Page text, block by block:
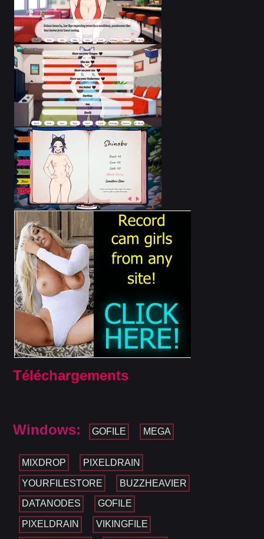
Téléchargements
Windows: GOFILE MEGA
MIXDROP PIXELDRAIN
YOURFILESTORE BUZZHEAVIER
DATANODES GOFILE
PIXELDRAIN VIKINGFILE